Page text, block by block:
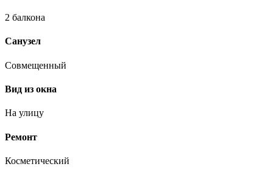
2 балкона
Санузел
Совмещенный
Вид из окна
На улицу
Ремонт
Косметический